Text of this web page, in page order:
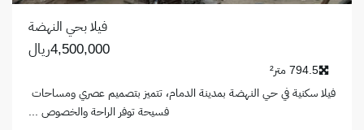
فيلا بحي النهضة
4,500,000ريال
794.5 متر²
فيلا سكنية في حي النهضة بمدينة الدمام، تتميز بتصميم عصري ومساحات
فسيحة توفر الراحة والخصوص ...